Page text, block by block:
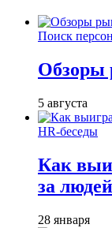
Поиск
Обзоры
5 августа
HR-беседы
Как
за
28 января